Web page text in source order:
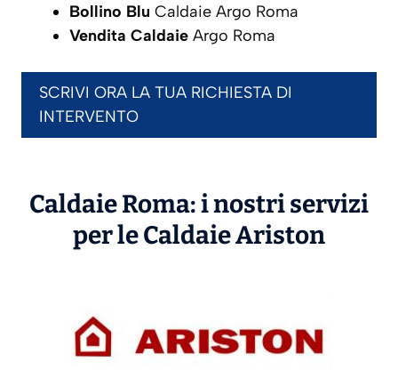
Bollino Blu Caldaie Argo Roma
Vendita Caldaie Argo Roma
SCRIVI ORA LA TUA RICHIESTA DI
INTERVENTO
Caldaie Roma: i nostri servizi
per le CaldaieAriston